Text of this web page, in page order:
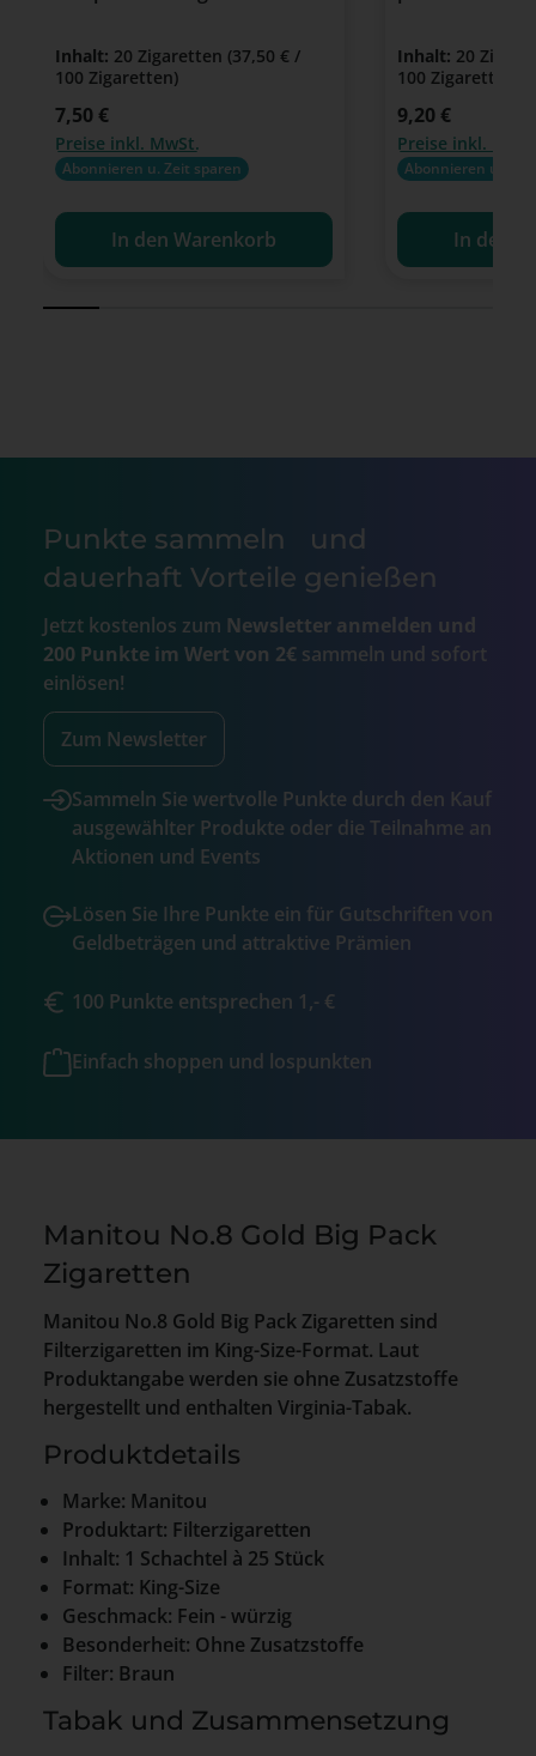
Inhalt: 20 Zigaretten (37,50 € /
100 Zigaretten)
Regulärer Preis:
7,50 €
Preise inkl. MwSt.
Abonnieren u. Zeit sparen
In den Warenkorb
Inhalt: 20
100 Zigaretten)
Regulärer Preis:
9,20 €
Preise inkl.
Abonnieren u.
In den
Punkte sammeln und
dauerhaft Vorteile genießen
Jetzt kostenlos zum Newsletter anmelden und
200 Punkte im Wert von 2€ sammeln und sofort
einlösen!
Zum Newsletter
Sammeln Sie wertvolle Punkte durch den Kauf
ausgewählter Produkte oder die Teilnahme an
Aktionen und Events
Lösen Sie Ihre Punkte ein für Gutschriften von
Geldbeträgen und attraktive Prämien
100 Punkte entsprechen 1,- €
Einfach shoppen und lospunkten
Manitou No.8 Gold Big Pack
Zigaretten
Manitou No.8 Gold Big Pack Zigaretten sind
Filterzigaretten im King-Size-Format. Laut
Produktangabe werden sie ohne Zusatzstoffe
hergestellt und enthalten Virginia-Tabak.
Produktdetails
Marke: Manitou
Produktart: Filterzigaretten
Inhalt: 1 Schachtel à 25 Stück
Format: King-Size
Geschmack: Fein - würzig
Besonderheit: Ohne Zusatzstoffe
Filter: Braun
Tabak und Zusammensetzung